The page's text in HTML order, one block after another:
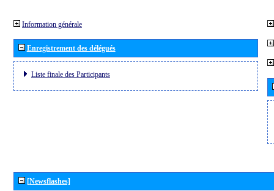
Information générale
Enregistrement des délégués
Liste finale des Participants
[Newsflashes]